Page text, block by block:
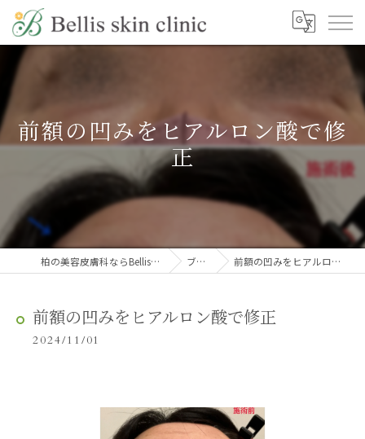
前額の凹みをヒアルロン酸で修
正
柏の美容皮膚科ならBellis skin clinic ブログ 前額の凹みをヒアルロン酸で修正
前額の凹みをヒアルロン酸で修正
2024/11/01